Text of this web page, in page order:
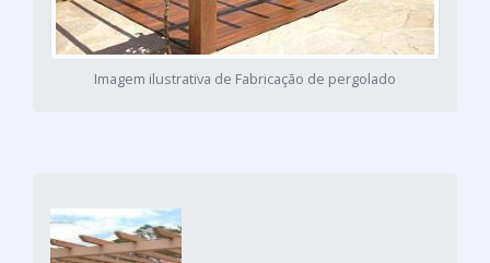
Imagem ilustrativa de Fabricação de pergolado